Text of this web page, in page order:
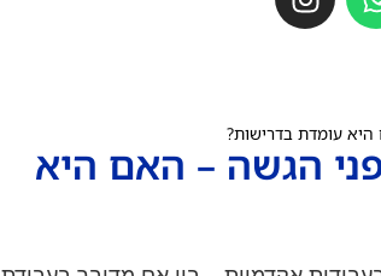
עומדת בדרישות?
הגשה – האם היא